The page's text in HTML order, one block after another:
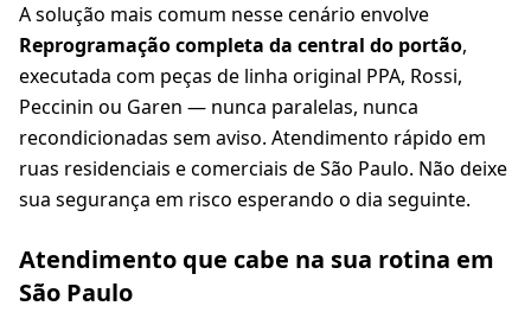
A solução mais comum nesse cenário envolve
Reprogramação completa da central do portão,
executada com peças de linha original PPA, Rossi,
Peccinin ou Garen — nunca paralelas, nunca
recondicionadas sem aviso. Atendimento rápido em
ruas residenciais e comerciais de São Paulo. Não deixe
sua segurança em risco esperando o dia seguinte.
Atendimento que cabe na sua rotina em
São Paulo